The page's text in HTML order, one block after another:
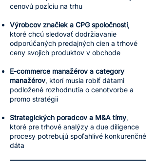
cenovú pozíciu na trhu
Výrobcov značiek a CPG spoločnosti,
ktoré chcú sledovať dodržiavanie
odporúčaných predajných cien a trhové
ceny svojich produktov v obchode
E-commerce manažérov a category
manažérov, ktorí musia robiť dátami
podložené rozhodnutia o cenotvorbe a
promo stratégii
Strategických poradcov a M&A tímy,
ktoré pre trhové analýzy a due diligence
procesy potrebujú spoľahlivé konkurenčné
dáta